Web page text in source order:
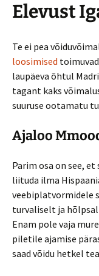
Elevust
Te ei pea
loosimised
laupäeva õhtul
tagant kaks
suuruse ootamatu
Ajaloo
Parim osa on see, et
liituda ilma
veebiplatvormidele
turvaliselt ja
Enam pole vaja
piletile ajamise
saad võidu hetkel